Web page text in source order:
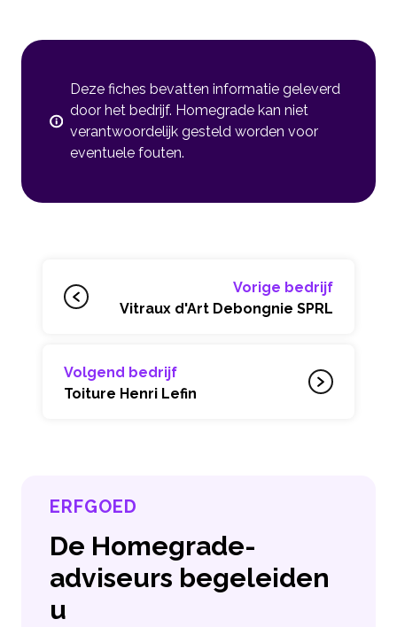
Deze fiches bevatten informatie geleverd
door het bedrijf. Homegrade kan niet
verantwoordelijk gesteld worden voor
eventuele fouten.
Vorige bedrijf
Vitraux d'Art Debongnie SPRL
Volgend bedrijf
Toiture Henri Lefin
ERFGOED
De Homegrade-
adviseurs begeleiden
u